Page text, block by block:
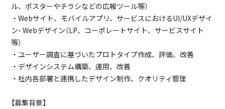
ル、ポスターやチラシなどの広報ツール等）
・Webサイト、モバイルアプリ、サービスにおけるUI/UXデザイ
ン- Webデザイン（LP、コーポレートサイト、サービスサイト
等）
・ユーザー調査に基づいたプロトタイプ作成、評価、改善
・デザインシステム構築、運用、改善
・社内各部署と連携したデザイン制作、クオリティ管理
【募集背景】